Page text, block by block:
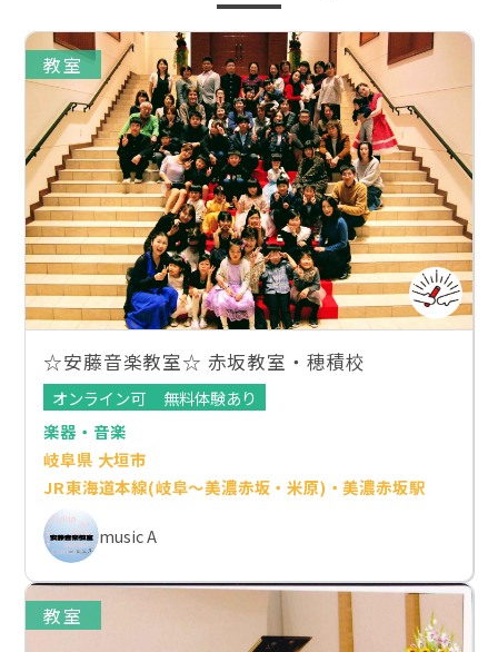
教室
☆安藤音楽教室☆ 赤坂教室・穂積校
オンライン可
無料体験あり
楽器・音楽
岐阜県 大垣市
JR東海道本線(岐阜～美濃赤坂・米原)・美濃赤坂駅
music A
教室